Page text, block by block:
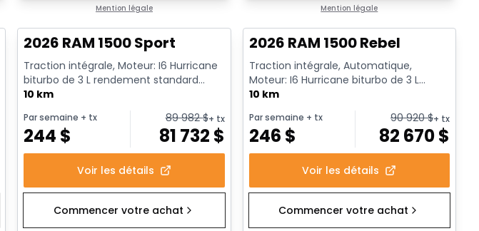
Mention légale Mention légale
2026 RAM 1500 Sport
Traction intégrale, Moteur: I6 Hurricane
biturbo de 3 L rendement standard
avec arrêt au ralenti - 6...
10 km
Par semaine + tx
244 $
89 982$+ tx
81 732 $
Voir les détails
Commencer votre achat
2026 RAM 1500 Rebel
Traction intégrale, Automatique,
Moteur: I6 Hurricane biturbo de 3 L
rendement standard avec arrêt a...
10 km
Par semaine + tx
246 $
90 920$+ tx
82 670$
Voir les détails
Commencer votre achat